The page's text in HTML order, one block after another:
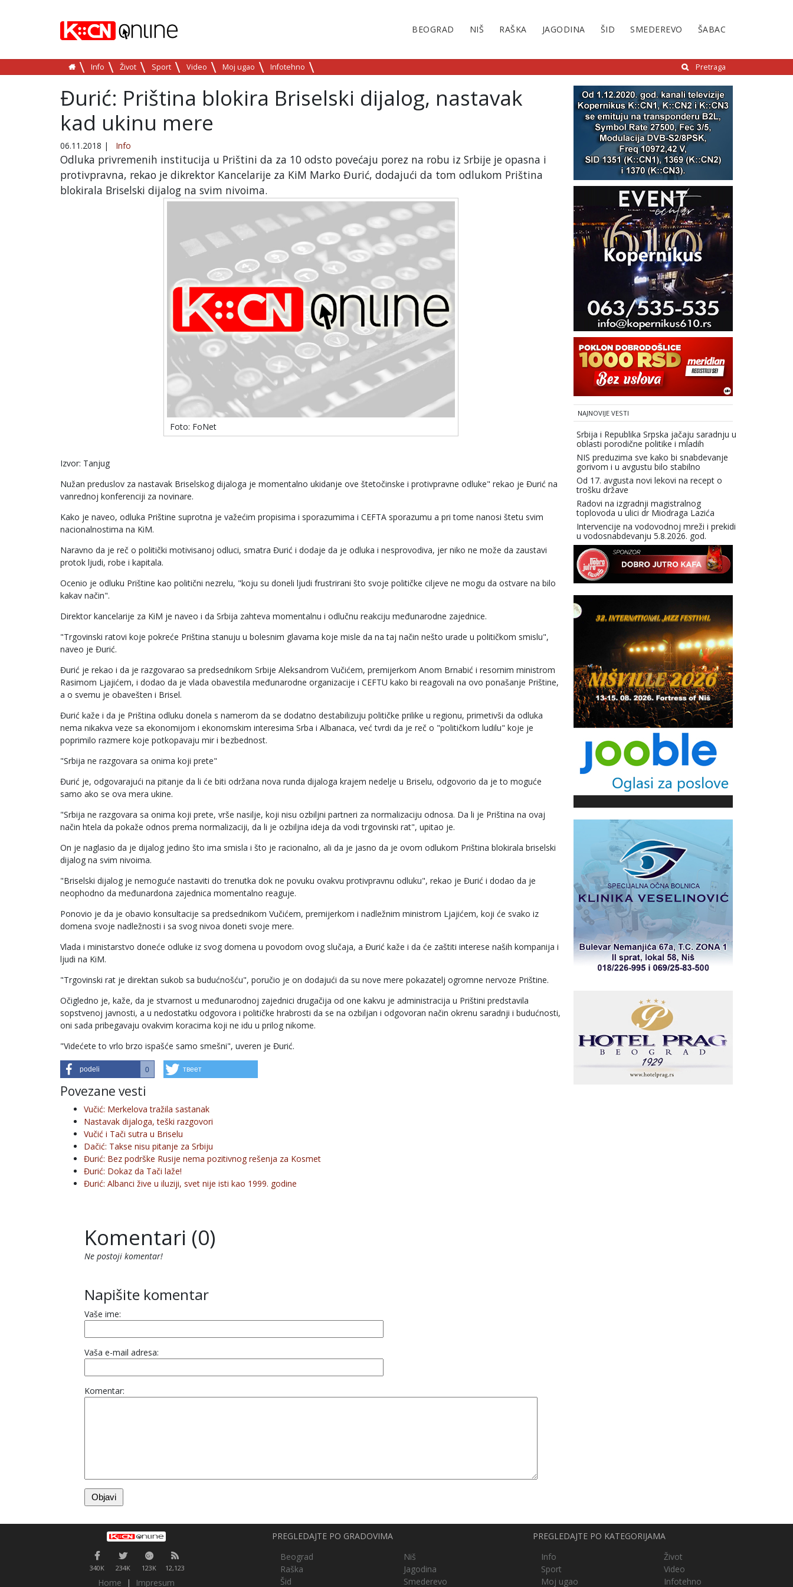
BEOGRAD NIŠ RAŠKA JAGODINA ŠID SMEDEREVO ŠABAC
Info Život Sport Video Moj ugao Infotehno Pretraga
Đurić: Priština blokira Briselski dijalog, nastavak
kad ukinu mere
06.11.2018 | Info
Odluka privremenih institucija u Prištini da za 10 odsto povećaju porez na robu iz Srbije je opasna i
protivpravna, rekao je dikrektor Kancelarije za KiM Marko Đurić, dodajući da tom odlukom Priština
blokirala Briselski dijalog na svim nivoima.
Foto: FoNet
Izvor: Tanjug
Nužan preduslov za nastavak Briselskog dijaloga je momentalno ukidanje ove štetočinske i protivpravne odluke" rekao je Đurić na
vanrednoj konferenciji za novinare.
Kako je naveo, odluka Prištine suprotna je važećim propisima i sporazumima i CEFTA sporazumu a pri tome nanosi štetu svim
nacionalnostima na KiM.
Naravno da je reč o politički motivisanoj odluci, smatra Đurić i dodaje da je odluka i nesprovodiva, jer niko ne može da zaustavi
protok ljudi, robe i kapitala.
Ocenio je odluku Prištine kao politični nezrelu, "koju su doneli ljudi frustrirani što svoje političke ciljeve ne mogu da ostvare na bilo
kakav način".
Direktor kancelarije za KiM je naveo i da Srbija zahteva momentalnu i odlučnu reakciju međunarodne zajednice.
"Trgovinski ratovi koje pokreće Priština stanuju u bolesnim glavama koje misle da na taj način nešto urade u političkom smislu",
naveo je Đurić.
Đurić je rekao i da je razgovarao sa predsednikom Srbije Aleksandrom Vučićem, premijerkom Anom Brnabić i resornim ministrom
Rasimom Ljajićem, i dodao da je vlada obavestila međunarodne organizacije i CEFTU kako bi reagovali na ovo ponašanje Prištine,
a o svemu je obavešten i Brisel.
Đurić kaže i da je Priština odluku donela s namerom da se dodatno destabilizuju političke prilike u regionu, primetivši da odluka
nema nikakva veze sa ekonomijom i ekonomskim interesima Srba i Albanaca, već tvrdi da je reč o "političkom ludilu" koje je
poprimilo razmere koje potkopavaju mir i bezbednost.
"Srbija ne razgovara sa onima koji prete"
Đurić je, odgovarajući na pitanje da li će biti održana nova runda dijaloga krajem nedelje u Briselu, odgovorio da je to moguće
samo ako se ova mera ukine.
"Srbija ne razgovara sa onima koji prete, vrše nasilje, koji nisu ozbiljni partneri za normalizaciju odnosa. Da li je Priština na ovaj
način htela da pokaže odnos prema normalizaciji, da li je ozbiljna ideja da vodi trgovinski rat", upitao je.
On je naglasio da je dijalog jedino što ima smisla i što je racionalno, ali da je jasno da je ovom odlukom Priština blokirala briselski
dijalog na svim nivoima.
"Briselski dijalog je nemoguće nastaviti do trenutka dok ne povuku ovakvu protivpravnu odluku", rekao je Đurić i dodao da je
neophodno da međunardona zajednica momentalno reaguje.
Ponovio je da je obavio konsultacije sa predsednikom Vučićem, premijerkom i nadležnim ministrom Ljajićem, koji će svako iz
domena svoje nadležnosti i sa svog nivoa doneti svoje mere.
Vlada i ministarstvo doneće odluke iz svog domena u povodom ovog slučaja, a Đurić kaže i da će zaštiti interese naših kompanija i
ljudi na KiM.
"Trgovinski rat je direktan sukob sa budućnošću", poručio je on dodajući da su nove mere pokazatelj ogromne nervoze Prištine.
Očigledno je, kaže, da je stvarnost u međunarodnoj zajednici drugačija od one kakvu je administracija u Prištini predstavila
sopstvenoj javnosti, a u nedostatku odgovora i političke hrabrosti da se na ozbiljan i odgovoran način okrenu saradnji i budućnosti,
oni sada pribegavaju ovakvim koracima koji ne idu u prilog nikome.
"Videćete to vrlo brzo ispašće samo smešni", uveren je Đurić.
podeli 0 твеет
Povezane vesti
Vučić: Merkelova tražila sastanak
Nastavak dijaloga, teški razgovori
Vučić i Tači sutra u Briselu
Dačić: Takse nisu pitanje za Srbiju
Đurić: Bez podrške Rusije nema pozitivnog rešenja za Kosmet
Đurić: Dokaz da Tači laže!
Đurić: Albanci žive u iluziji, svet nije isti kao 1999. godine
Komentari (0)
Ne postoji komentar!
Napišite komentar
Vaše ime:
Vaša e-mail adresa:
Komentar:
NAJNOVIJE VESTI
Srbija i Republika Srpska jačaju saradnju u
oblasti porodične politike i mladih
NIS preduzima sve kako bi snabdevanje
gorivom i u avgustu bilo stabilno
Od 17. avgusta novi lekovi na recept o
trošku države
Radovi na izgradnji magistralnog
toplovoda u ulici dr Miodraga Lazića
Intervencije na vodovodnoj mreži i prekidi
u vodosnabdevanju 5.8.2026. god.
340K 234K 123K 12,123
Home | Impresum
PREGLEDAJTE PO GRADOVIMA
Beograd
Niš
Raška
Jagodina
Šid
Smederevo
PREGLEDAJTE PO KATEGORIJAMA
Info
Život
Sport
Video
Moj ugao
Infotehno